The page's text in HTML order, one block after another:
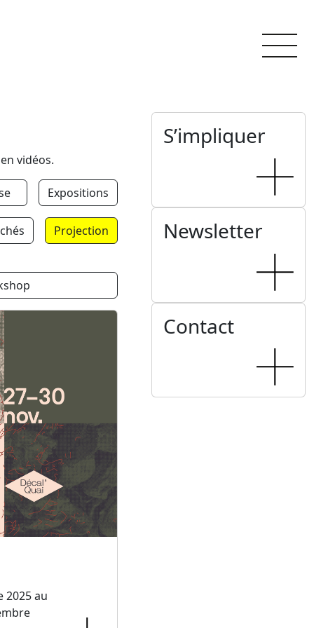
vidéos.
Expositions
Projection
2025 au
S’impliquer
Newsletter
Contact